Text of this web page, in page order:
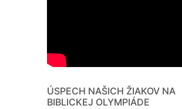
ÚSPECH NAŠICH ŽIAKOV NA
BIBLICKEJ OLYMPIÁDE